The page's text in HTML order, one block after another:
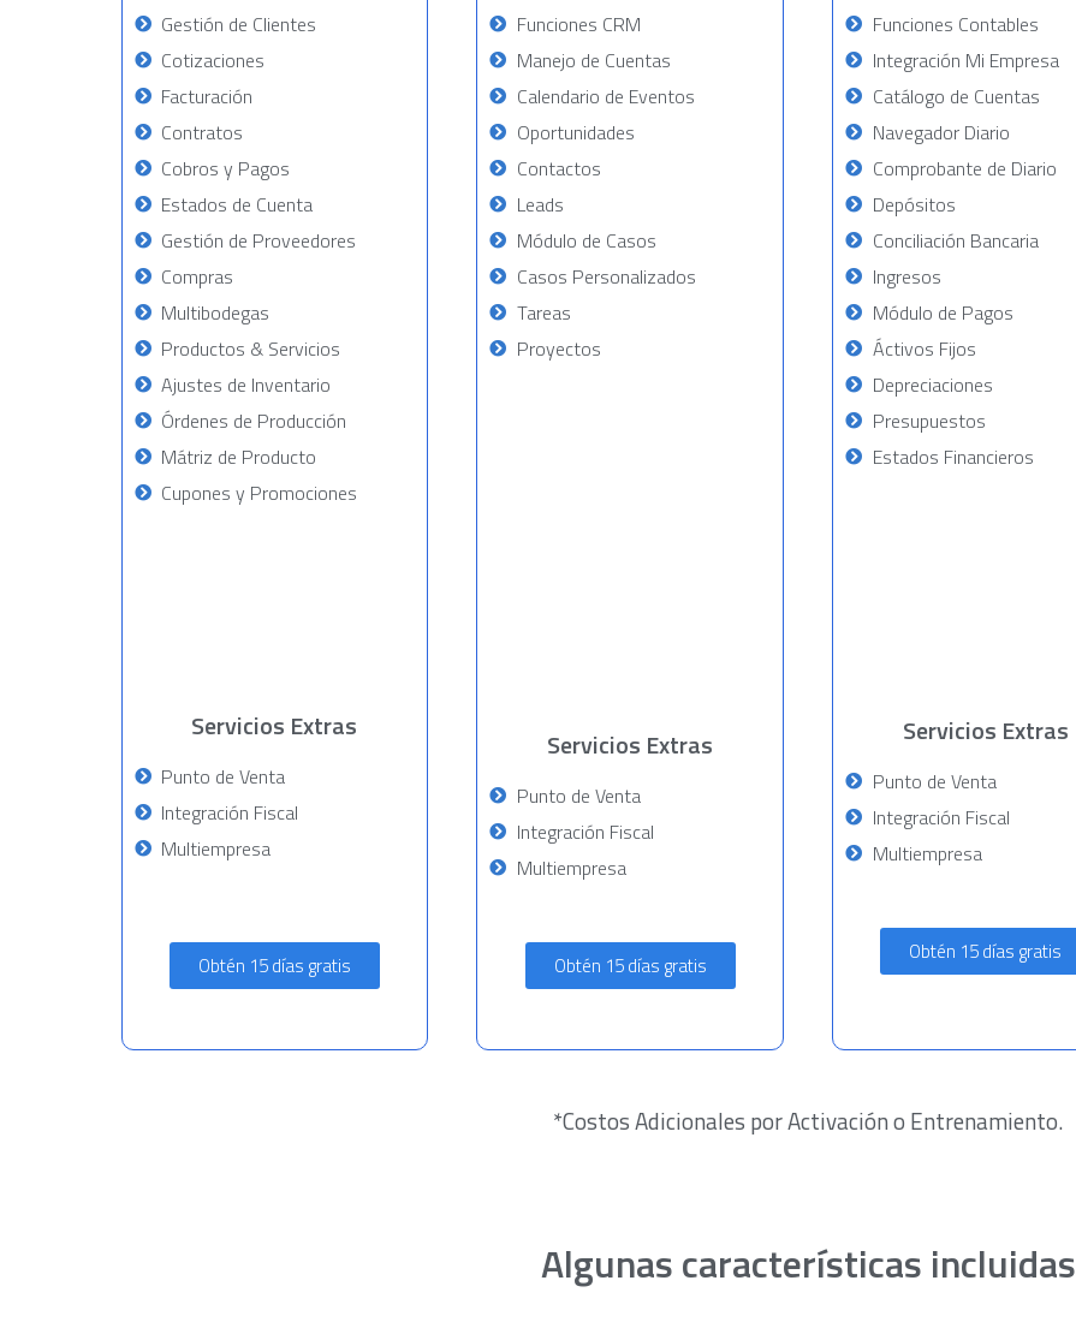
Gestión de Clientes
Cotizaciones
Facturación
Contratos
Cobros y Pagos
Estados de Cuenta
Gestión de Proveedores
Compras
Multibodegas
Productos & Servicios
Ajustes de Inventario
Órdenes de Producción
Mátriz de Producto
Cupones y Promociones
Servicios Extras
Punto de Venta
Integración Fiscal
Multiempresa
Obtén 15 días gratis
Funciones CRM
Manejo de Cuentas
Calendario de Eventos
Oportunidades
Contactos
Leads
Módulo de Casos
Casos Personalizados
Tareas
Proyectos
Servicios Extras
Punto de Venta
Integración Fiscal
Multiempresa
Obtén 15 días gratis
Funciones Contables
Integración Mi Empresa
Catálogo de Cuentas
Navegador Diario
Comprobante de Diario
Depósitos
Conciliación Bancaria
Ingresos
Módulo de Pagos
Áctivos Fijos
Depreciaciones
Presupuestos
Estados Financieros
Servicios Extras
Punto de Venta
Integración Fiscal
Multiempresa
Obtén 15 días gratis
*Costos Adicionales por Activación o Entrenamiento.
Algunas características incluidas